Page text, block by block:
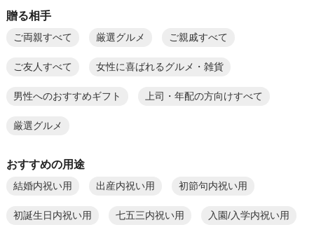
贈る相手
ご両親すべて 厳選グルメ ご親戚すべて
ご友人すべて 女性に喜ばれるグルメ・雑貨
男性へのおすすめギフト 上司・年配の方向けすべて
厳選グルメ
おすすめの用途
結婚内祝い用 出産内祝い用 初節句内祝い用
初誕生日内祝い用 七五三内祝い用 入園/入学内祝い用